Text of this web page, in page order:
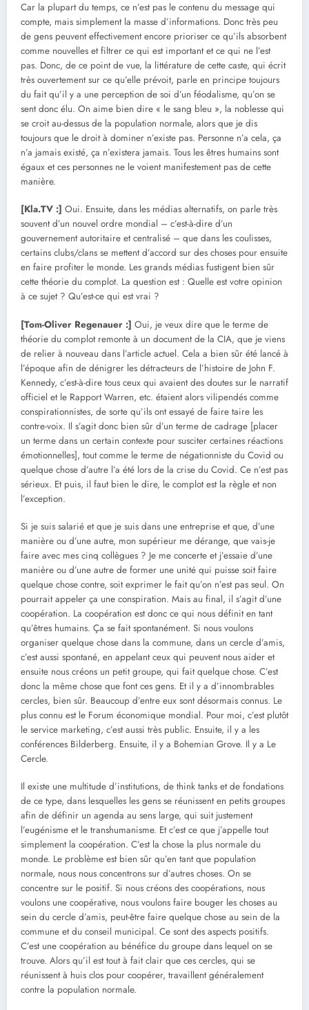
Car la plupart du temps, ce n’est pas le contenu du message qui
compte, mais simplement la masse d’informations. Donc très peu
de gens peuvent effectivement encore prioriser ce qu’ils absorbent
comme nouvelles et filtrer ce qui est important et ce qui ne l’est
pas. Donc, de ce point de vue, la littérature de cette caste, qui écrit
très ouvertement sur ce qu’elle prévoit, parle en principe toujours
du fait qu’il y a une perception de soi d’un féodalisme, qu’on se
sent donc élu. On aime bien dire « le sang bleu », la noblesse qui
se croit au-dessus de la population normale, alors que je dis
toujours que le droit à dominer n’existe pas. Personne n’a cela, ça
n’a jamais existé, ça n’existera jamais. Tous les êtres humains sont
égaux et ces personnes ne le voient manifestement pas de cette
manière.
[Kla.TV :] Oui. Ensuite, dans les médias alternatifs, on parle très
souvent d’un nouvel ordre mondial – c’est-à-dire d’un
gouvernement autoritaire et centralisé – que dans les coulisses,
certains clubs/clans se mettent d’accord sur des choses pour ensuite
en faire profiter le monde. Les grands médias fustigent bien sûr
cette théorie du complot. La question est : Quelle est votre opinion
à ce sujet ? Qu’est-ce qui est vrai ?
[Tom-Oliver Regenauer :] Oui, je veux dire que le terme de
théorie du complot remonte à un document de la CIA, que je viens
de relier à nouveau dans l’article actuel. Cela a bien sûr été lancé à
l’époque afin de dénigrer les détracteurs de l’histoire de John F.
Kennedy, c’est-à-dire tous ceux qui avaient des doutes sur le narratif
officiel et le Rapport Warren, etc. étaient alors vilipendés comme
conspirationnistes, de sorte qu’ils ont essayé de faire taire les
contre-voix. Il s’agit donc bien sûr d’un terme de cadrage [placer
un terme dans un certain contexte pour susciter certaines réactions
émotionnelles], tout comme le terme de négationniste du Covid ou
quelque chose d’autre l’a été lors de la crise du Covid. Ce n’est pas
sérieux. Et puis, il faut bien le dire, le complot est la règle et non
l’exception.
Si je suis salarié et que je suis dans une entreprise et que, d’une
manière ou d’une autre, mon supérieur me dérange, que vais-je
faire avec mes cinq collègues ? Je me concerte et j’essaie d’une
manière ou d’une autre de former une unité qui puisse soit faire
quelque chose contre, soit exprimer le fait qu’on n’est pas seul. On
pourrait appeler ça une conspiration. Mais au final, il s’agit d’une
coopération. La coopération est donc ce qui nous définit en tant
qu’êtres humains. Ça se fait spontanément. Si nous voulons
organiser quelque chose dans la commune, dans un cercle d’amis,
c’est aussi spontané, en appelant ceux qui peuvent nous aider et
ensuite nous créons un petit groupe, qui fait quelque chose. C’est
donc la même chose que font ces gens. Et il y a d’innombrables
cercles, bien sûr. Beaucoup d’entre eux sont désormais connus. Le
plus connu est le Forum économique mondial. Pour moi, c’est plutôt
le service marketing, c’est aussi très public. Ensuite, il y a les
conférences Bilderberg. Ensuite, il y a Bohemian Grove. Il y a Le
Cercle.
Il existe une multitude d’institutions, de think tanks et de fondations
de ce type, dans lesquelles les gens se réunissent en petits groupes
afin de définir un agenda au sens large, qui suit justement
l’eugénisme et le transhumanisme. Et c’est ce que j’appelle tout
simplement la coopération. C’est la chose la plus normale du
monde. Le problème est bien sûr qu’en tant que population
normale, nous nous concentrons sur d’autres choses. On se
concentre sur le positif. Si nous créons des coopérations, nous
voulons une coopérative, nous voulons faire bouger les choses au
sein du cercle d’amis, peut-être faire quelque chose au sein de la
commune et du conseil municipal. Ce sont des aspects positifs.
C’est une coopération au bénéfice du groupe dans lequel on se
trouve. Alors qu’il est tout à fait clair que ces cercles, qui se
réunissent à huis clos pour coopérer, travaillent généralement
contre la population normale.